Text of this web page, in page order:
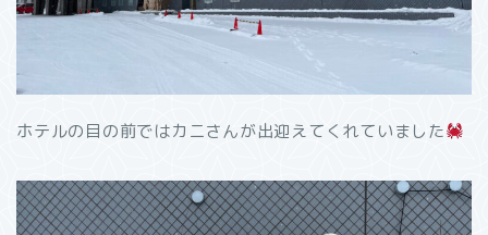
ホテルの目の前ではカニさんが出迎えてくれていました